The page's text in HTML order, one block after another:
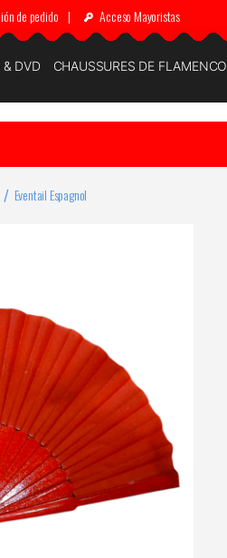
de pedido | Acceso Mayoristas
& DVD CHAUSSURES DE FLAMENCO
Eventail Espagnol